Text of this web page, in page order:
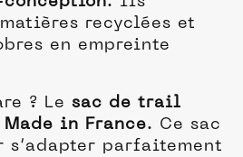
recyclées et
en empreinte
? Le sac de trail
Made in France. Ce sac
s’adapter parfaitement